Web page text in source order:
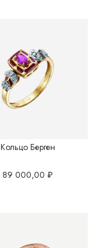
Кольцо Берген
89 000,00 ₽